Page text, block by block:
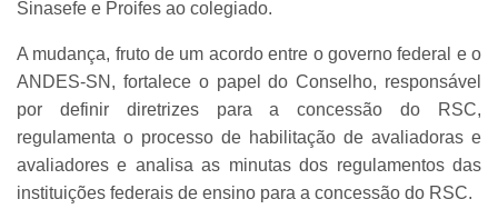
Sinasefe e Proifes ao colegiado.
A mudança, fruto de um acordo entre o governo federal e o
ANDES-SN, fortalece o papel do Conselho, responsável
por definir diretrizes para a concessão do RSC,
regulamenta o processo de habilitação de avaliadoras e
avaliadores e analisa as minutas dos regulamentos das
instituições federais de ensino para a concessão do RSC.